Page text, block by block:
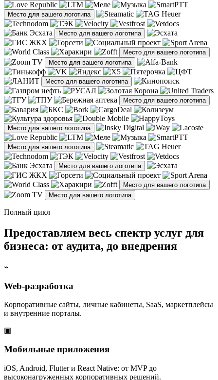
Место для вашего логотипа
Место для вашего логотипа
Место для вашего логотипа
Место для вашего логотипа
Место для вашего логотипа
Место для вашего логотипа
Место для вашего логотипа
Место для вашего логотипа
Место для вашего логотипа
Место для вашего логотипа
Место для вашего логотипа
Полный цикл
Предоставляем весь спектр услуг для
бизнеса: от аудита, до внедрения
⌁
Web-разработка
Корпоративные сайты, личные кабинеты, SaaS, маркетплейсы
и внутренние порталы.
▣
Мобильные приложения
iOS, Android, Flutter и React Native: от MVP до
высоконагруженных корпоративных решений.